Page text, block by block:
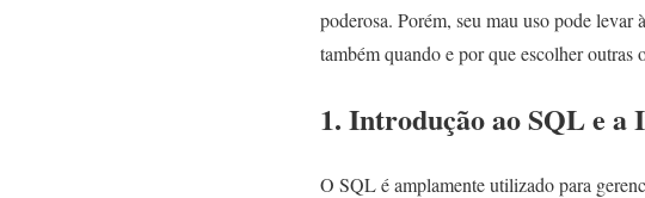
poderosa. Porém, seu mau uso pode
também quando e por que escolher outras
1. Introdução ao SQL e
O SQL é amplamente utilizado para